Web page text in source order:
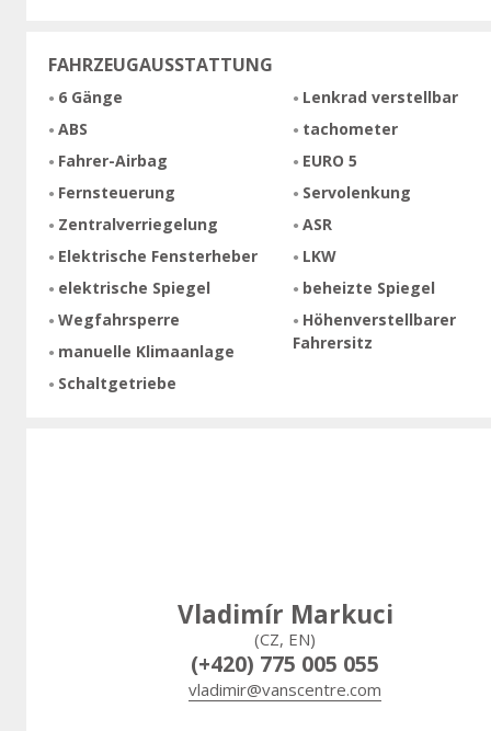
FAHRZEUGAUSSTATTUNG
6 Gänge
ABS
Fahrer-Airbag
Fernsteuerung
Zentralverriegelung
Elektrische Fensterheber
elektrische Spiegel
Wegfahrsperre
manuelle Klimaanlage
Schaltgetriebe
Lenkrad verstellbar
tachometer
EURO 5
Servolenkung
ASR
LKW
beheizte Spiegel
Höhenverstellbarer
Fahrersitz
Vladimír Markuci
(CZ, EN)
(+420) 775 005 055
vladimir@vanscentre.com